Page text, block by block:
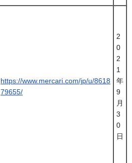
https://www.mercari.com/jp/u/8618
79655/
2
0
2
1
年
9
月
3
0
日